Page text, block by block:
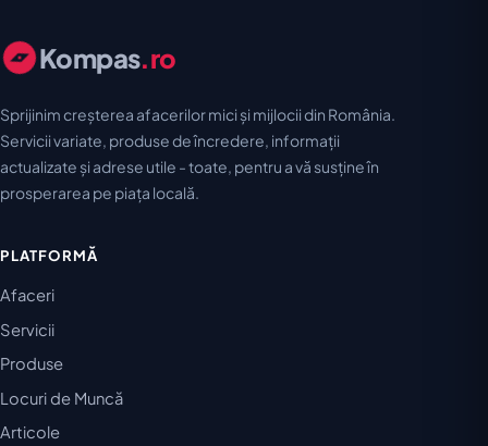
Kompas.ro
Sprijinim creșterea afacerilor mici și mijlocii din România.
Servicii variate, produse de încredere, informații
actualizate și adrese utile - toate, pentru a vă susține în
prosperarea pe piața locală.
PLATFORMĂ
Afaceri
Servicii
Produse
Locuri de Muncă
Articole